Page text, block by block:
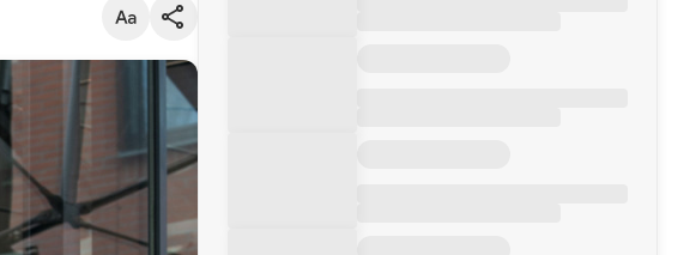
Klein
Standaard
Kopieer link